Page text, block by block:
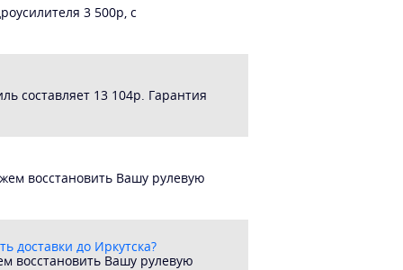
3 500р, с
составляет 13 104р. Гарантия
восстановить Вашу рулевую
доставки до Иркутска?
восстановить Вашу рулевую